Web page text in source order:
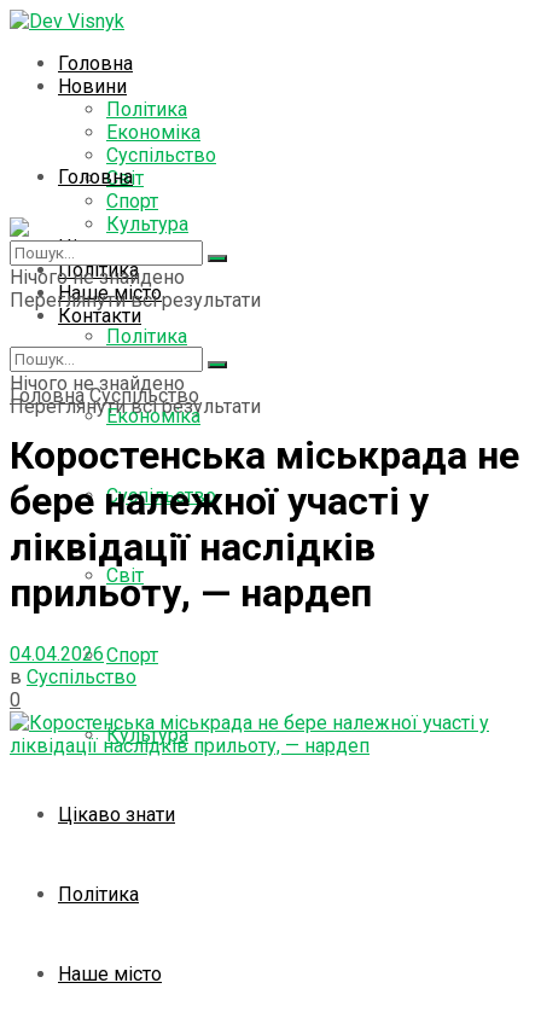
Головна
Новини
Політика
Економіка
Суспільство
Світ
Спорт
Культура
Цікаво знати
Політика
Наше місто
Контакти
Нічого не знайдено
Переглянути всі результати
Головна
Новини
Політика
Економіка
Суспільство
Світ
Спорт
Культура
Цікаво знати
Політика
Наше місто
Нічого не знайдено
Переглянути всі результати
Головна Суспільство
Коростенська міськрада не
бере належної участі у
ліквідації наслідків
прильоту, — нардеп
04.04.2026
в Суспільство
0